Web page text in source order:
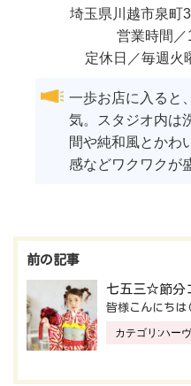
埼玉県 川越市泉町
営業時間／
定休日／毎週火
一歩お店に入ると
気。スタジオ内は
間や純和風とかわ
感などワクワクが
投
稿
ナ
ビ
カテゴリ:ハーヴェス